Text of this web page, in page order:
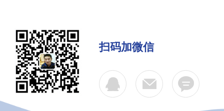
扫码加微信